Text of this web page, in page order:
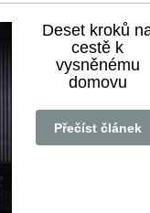
Deset kroků
cestě k
vysněnému
domovu
Přečíst článek